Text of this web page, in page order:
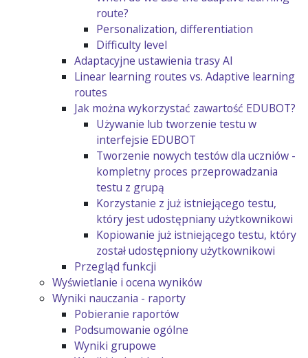
route?
Personalization, differentiation
Difficulty level
Adaptacyjne ustawienia trasy AI
Linear learning routes vs. Adaptive learning
routes
Jak można wykorzystać zawartość EDUBOT?
Używanie lub tworzenie testu w
interfejsie EDUBOT
Tworzenie nowych testów dla uczniów -
kompletny proces przeprowadzania
testu z grupą
Korzystanie z już istniejącego testu,
który jest udostępniany użytkownikowi
Kopiowanie już istniejącego testu, który
został udostępniony użytkownikowi
Przegląd funkcji
Wyświetlanie i ocena wyników
Wyniki nauczania - raporty
Pobieranie raportów
Podsumowanie ogólne
Wyniki grupowe